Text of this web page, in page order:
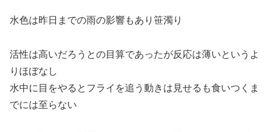
水色は昨日までの雨の影響もあり笹濁り
活性は高いだろうとの目算であったが反応は薄いというよ
りほぼなし
水中に目をやるとフライを追う動きは見せるも食いつくま
でには至らない